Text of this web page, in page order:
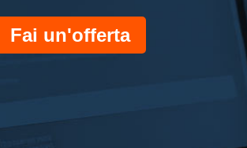
Fai un'offerta